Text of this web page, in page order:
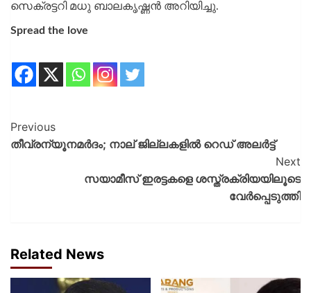
സെക്രട്ടറി മധു ബാലകൃഷ്ണൻ അറിയിച്ചു.
Spread the love
Previous
തീവ്രന്യൂനമർദം; നാല് ജില്ലകളിൽ റെഡ് അലർട്ട്
Next
സയാമീസ് ഇരട്ടകളെ ശസ്ത്രക്രിയയിലൂടെ
വേർപ്പെടുത്തി
Related News